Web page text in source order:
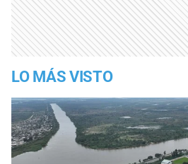
LO MÁS VISTO